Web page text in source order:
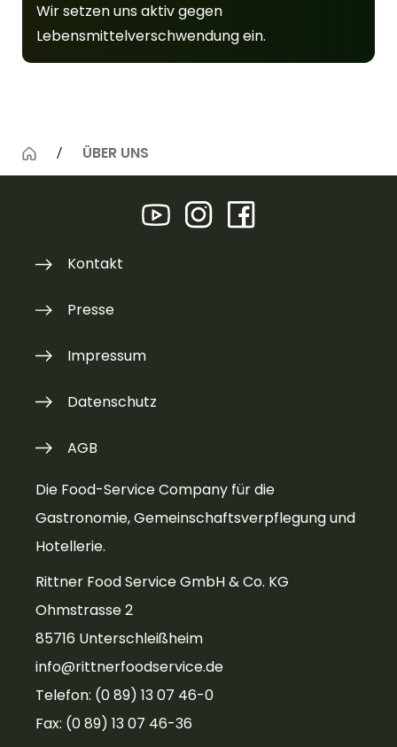
Wir setzen uns aktiv gegen
Lebensmittelverschwendung ein.
ÜBER UNS
Die Food-Service Company für die
Gastronomie, Gemeinschaftsverpflegung und
Hotellerie.
Rittner Food Service GmbH & Co. KG
Ohmstrasse 2
85716 Unterschleißheim
info@rittnerfoodservice.de
Telefon: (0 89) 13 07 46-0
Fax: (0 89) 13 07 46-36
Kontakt
Presse
Impressum
Datenschutz
AGB